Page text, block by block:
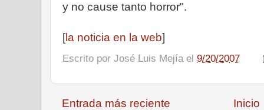
y no cause tanto horror".
[la noticia en la web]
Escrito por José Luis Mejía el 9/20/2007
Entrada más reciente Inicio